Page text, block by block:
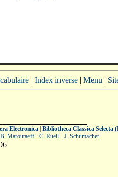
| Index inverse | Menu |
Electronica Bibliotheca Classica Selecta
B. Maroutaeff - C. Ruell - J. Schumacher